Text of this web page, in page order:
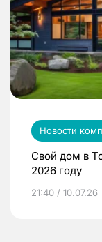
Новости
Свой дом в
2026 году
21:40 / 10.07.26